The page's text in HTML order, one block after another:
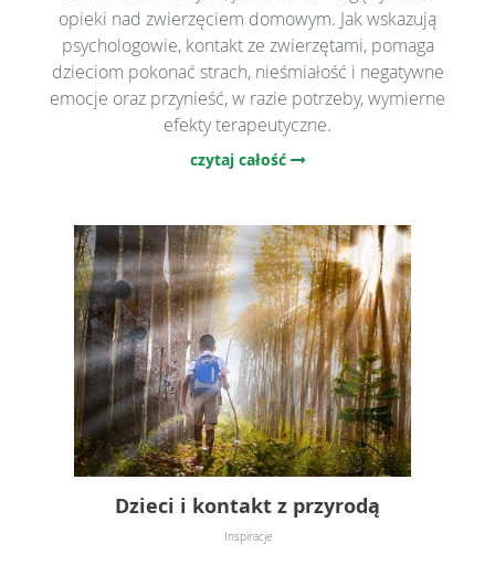
opieki nad zwierzęciem domowym. Jak wskazują
psychologowie, kontakt ze zwierzętami, pomaga
dzieciom pokonać strach, nieśmiałość i negatywne
emocje oraz przynieść, w razie potrzeby, wymierne
efekty terapeutyczne.
czytaj całość
Dzieci i kontakt z przyrodą
Inspiracje